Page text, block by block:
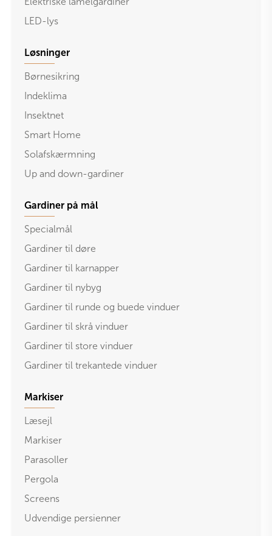
LED-lys
Løsninger
Børnesikring
Indeklima
Insektnet
Smart Home
Solafskærmning
Up and down-gardiner
Gardiner på mål
Specialmål
Gardiner til døre
Gardiner til karnapper
Gardiner til nybyg
Gardiner til runde og buede vinduer
Gardiner til skrå vinduer
Gardiner til store vinduer
Gardiner til trekantede vinduer
Markiser
Læsejl
Markiser
Parasoller
Pergola
Screens
Udvendige persienner